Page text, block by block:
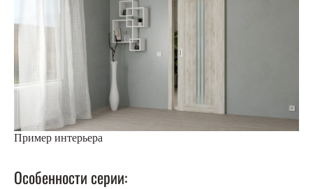
Пример интерьера
Особенности серии: